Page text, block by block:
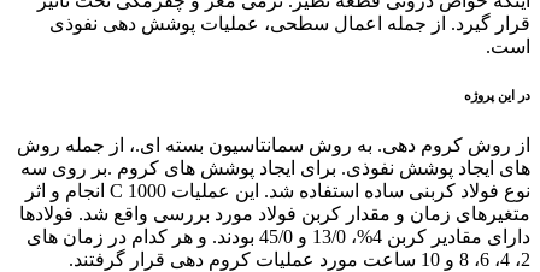
قرار گیرد. از جمله اعمال سطحی، عملیات پوشش دهی نفوذی
است.
در این پروژه
از روش کروم دهی. به روش سمانتاسیون بسته ای.، از جمله روش
های ایجاد پوشش نفوذی. برای ایجاد پوشش های کروم .بر روی سه
نوع فولاد کربنی ساده استفاده شد. این عملیات 1000 C انجام و اثر
متغیرهای زمان و مقدار کربن فولاد مورد بررسی واقع شد. فولادها
دارای مقادیر کربن 4%، 13/0 و 45/0 بودند. و هر کدام در زمان های
2، 4، 6، 8 و 10 ساعت مورد عملیات کروم دهی قرار گرفتند.